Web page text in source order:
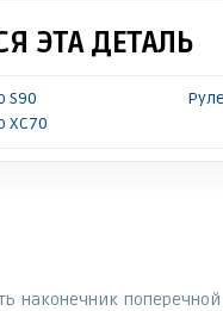
ЭТА ДЕТАЛЬ
S90
XC70
наконечник